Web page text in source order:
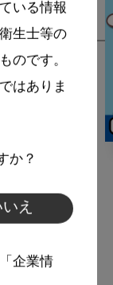
いる情報
生士等の
のです。
はありま
か？
え
企業情
医師
換